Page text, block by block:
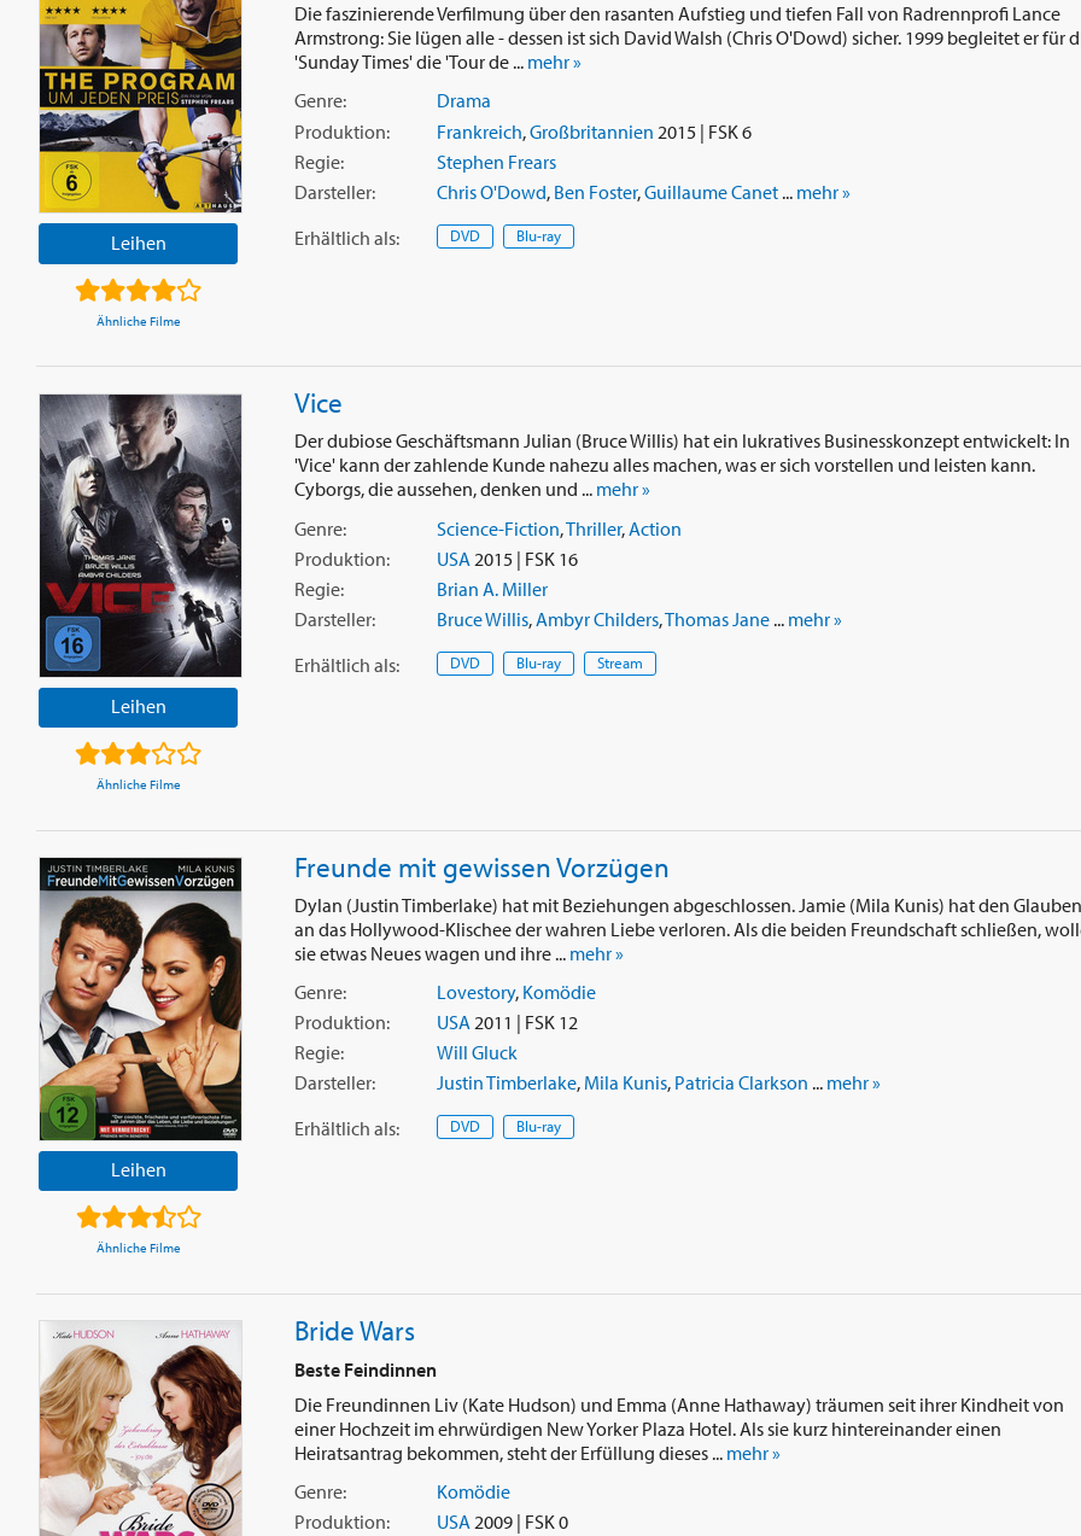
Leihen
Ähnliche Filme
Die faszinierende Verfilmung über den rasanten Aufstieg und tiefen Fall von Radrennprofi Lance
Armstrong: Sie lügen alle - dessen ist sich David Walsh (Chris O'Dowd) sicher. 1999 begleitet er für
'Sunday Times' die 'Tour de ... mehr »
Genre:
Drama
Produktion:
Frankreich,Großbritannien 2015 | FSK 6
Regie:
Stephen Frears
Darsteller:
Chris O'Dowd, Ben Foster,Guillaume Canet... mehr »
Erhältlich als: DVD Blu-ray
Leihen
Ähnliche Filme
Vice
Der dubiose Geschäftsmann Julian (Bruce Willis) hat ein lukratives Businesskonzept entwickelt: In
'Vice' kann der zahlende Kunde nahezu alles machen, was er sich vorstellen und leisten kann.
Cyborgs, die aussehen, denken und ... mehr »
Genre:
Science-Fiction,Thriller,Action
Produktion:
USA 2015 | FSK 16
Regie:
Brian A. Miller
Darsteller:
Bruce Willis,Ambyr Childers,Thomas Jane... mehr »
Erhältlich als: DVD Blu-ray Stream
Leihen
Ähnliche Filme
Freunde mit gewissen Vorzügen
Dylan (Justin Timberlake) hat mit Beziehungen abgeschlossen. Jamie (Mila Kunis) hat den Glauben
an das Hollywood-Klischee der wahren Liebe verloren. Als die beiden Freundschaft schließen,
sie etwas Neues wagen und ihre ... mehr »
Genre:
Lovestory, Komödie
Produktion:
USA 2011 | FSK 12
Regie:
Will Gluck
Darsteller:
Justin Timberlake, Mila Kunis, Patricia Clarkson ... mehr »
Erhältlich als: DVD Blu-ray
Bride Wars
Beste Feindinnen
Die Freundinnen Liv (Kate Hudson) und Emma (Anne Hathaway) träumen seit ihrer Kindheit von
einer Hochzeit im ehrwürdigen New Yorker Plaza Hotel. Als sie kurz hintereinander einen
Heiratsantrag bekommen, steht der Erfüllung dieses ... mehr »
Genre:
Komödie
Produktion:
USA2009 | FSK 0